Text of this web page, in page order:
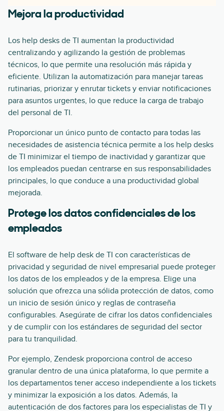
Mejora la productividad
Los help desks de TI aumentan la productividad
centralizando y agilizando la gestión de problemas
técnicos, lo que permite una resolución más rápida y
eficiente. Utilizan la automatización para manejar tareas
rutinarias, priorizar y enrutar tickets y enviar notificaciones
para asuntos urgentes, lo que reduce la carga de trabajo
del personal de TI.
Proporcionar un único punto de contacto para todas las
necesidades de asistencia técnica permite a los help desks
de TI minimizar el tiempo de inactividad y garantizar que
los empleados puedan centrarse en sus responsabilidades
principales, lo que conduce a una productividad global
mejorada.
Protege los datos confidenciales de los
empleados
El software de help desk de TI con características de
privacidad y seguridad de nivel empresarial puede proteger
los datos de los empleados y de la empresa. Elige una
solución que ofrezca una sólida protección de datos, como
un inicio de sesión único y reglas de contraseña
configurables. Asegúrate de cifrar los datos confidenciales
y de cumplir con los estándares de seguridad del sector
para tu tranquilidad.
Por ejemplo, Zendesk proporciona control de acceso
granular dentro de una única plataforma, lo que permite a
los departamentos tener acceso independiente a los tickets
y minimizar la exposición a los datos. Además, la
autenticación de dos factores para los especialistas de TI y